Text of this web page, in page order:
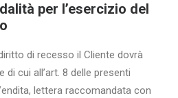
per l’esercizio del
di recesso il Cliente dovrà
cui all’art. 8 delle presenti
lettera raccomandata con